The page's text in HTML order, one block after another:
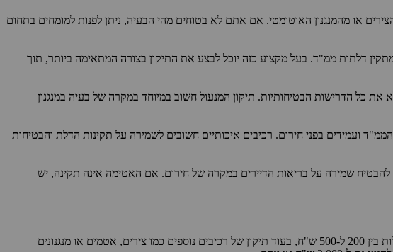
או מהמנגנון האוטומטי. אם אתם לא בטוחים מהי הבעיה, ניתן לפנות למומחים בתחום
דלתות ממ"ד. בעל מקצוע כזה יוכל לבצע את התיקון בצורה המתאימה ביותר, תוך
כל הדרישות הבטיחותיות. תיקון המנעול חשוב במיוחד במקרה של בעיה במנגנון
ועמידים בפני חירום. רכיבים איכותיים חשובים לשמירה על תקינות הדלת והבטיחות
שמירה על בריאות הדיירים במקרה של חירום. אם האטימה אינה תקינה, יש
העלות של תיקון דלת ממ"ד משתנה בהתאם למורכבות הבעיה ולחלקים שדורשים תיקון או החלפה. תיקון מנעול לדלת ממ"ד יכול לעלות בין 200 ל-500 ש"ח, בעוד תיקון של רכיבים נוספים כמו צירים, אטמים או מנגנונים